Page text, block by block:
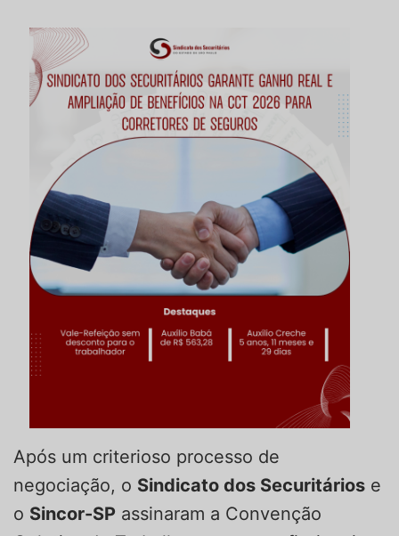
Após um criterioso processo de
negociação, o Sindicato dos Securitários e
o Sincor-SP assinaram a Convenção